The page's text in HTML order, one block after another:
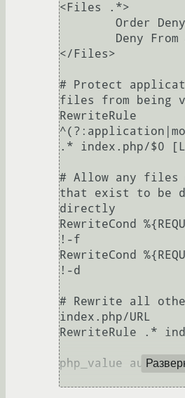
<Files .*>
</Files>
# Protect
files from being
RewriteRule
.* index.php/$0
# Allow any files
that exist to be
directly
RewriteCond
!-f
RewriteCond
!-d
# Rewrite all
index.php/URL
RewriteRule .*
php_value